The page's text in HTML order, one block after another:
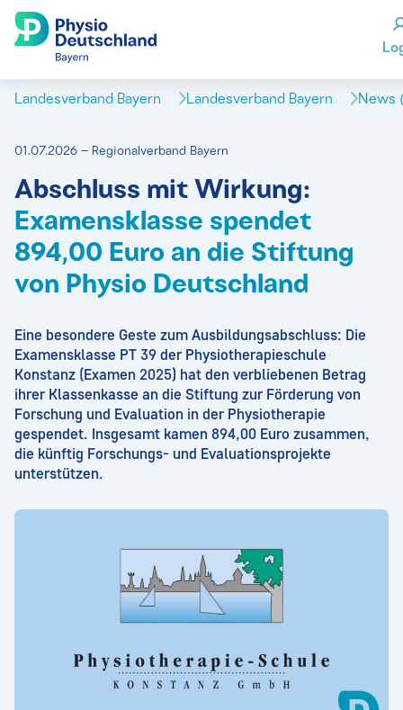
Landesverband Bayern Landesverband Bayern News
01.07.2026 – Regionalverband Bayern
Abschluss mit Wirkung:
Examensklasse spendet
894,00 Euro an die Stiftung
von Physio Deutschland
Eine besondere Geste zum Ausbildungsabschluss: Die
Examensklasse PT 39 der Physiotherapieschule
Konstanz (Examen 2025) hat den verbliebenen Betrag
ihrer Klassenkasse an die Stiftung zur Förderung von
Forschung und Evaluation in der Physiotherapie
gespendet. Insgesamt kamen 894,00 Euro zusammen,
die künftig Forschungs- und Evaluationsprojekte
unterstützen.